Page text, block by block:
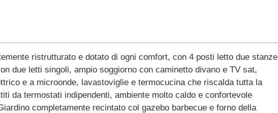
ristrutturato e dotato di ogni comfort, con 4 posti letto due stanze
due letti singoli, ampio soggiorno con caminetto divano e TV sat,
e a microonde, lavastoviglie e termocucina che riscalda tutta la
da termostati indipendenti, ambiente molto caldo e confortevole
completamente recintato col gazebo barbecue e forno della